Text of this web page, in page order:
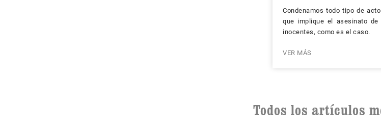
Condenamos todo tipo de
que implique el asesinato de
inocentes, como es el caso.
VER MÁS
Todos los artículos